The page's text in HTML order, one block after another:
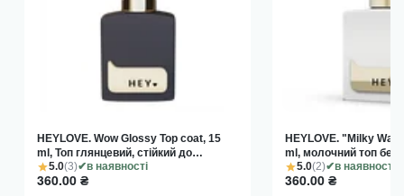
5.0(3) в наявності
HEYLOVE. Wow Glossy Top coat, 15
ml, Топ глянцевий, стійкий до
подряпин
360.00 ₴
5.0(2) в наявності
HEYLOVE. "Milky
ml, молочний топ без
360.00 ₴